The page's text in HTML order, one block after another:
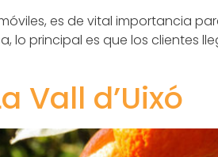
es de vital importancia
principal es que los clientes
Vall d’Uixó